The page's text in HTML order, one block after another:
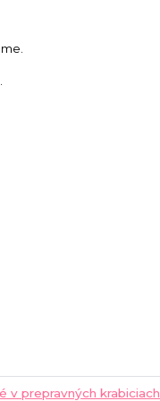
v prepravných krabiciach